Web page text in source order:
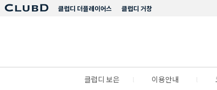
클럽디 거창
클럽디 더플레이어스
클럽디 보은 이용안내